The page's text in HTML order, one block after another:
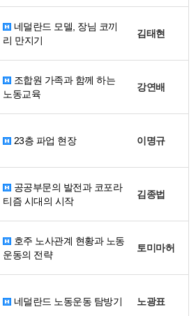
네덜란드 모델, 장님 코끼
리 만지기
김태현
조합원 가족과 함께 하는
노동교육
강연배
23층 파업 현장 이명규
공공부문의 발전과 코포라
티즘 시대의 시작
김종법
호주 노사관계 현황과 노동
운동의 전략
토미마허
네덜란드 노동운동 탐방기 노광표